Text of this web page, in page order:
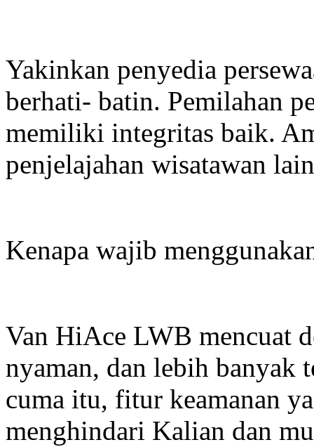
Yakinkan penyedia
berhati- batin. Pemilahan
memiliki integritas baik.
penjelajahan wisatawan
Kenapa wajib
Van HiAce LWB mencuat
nyaman, dan lebih
cuma itu, fitur keamanan
menghindari Kalian dan